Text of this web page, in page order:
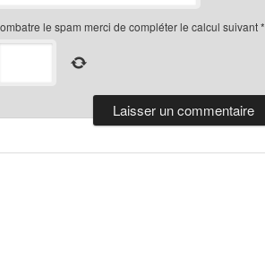
le spam merci de compléter le calcul suivant*